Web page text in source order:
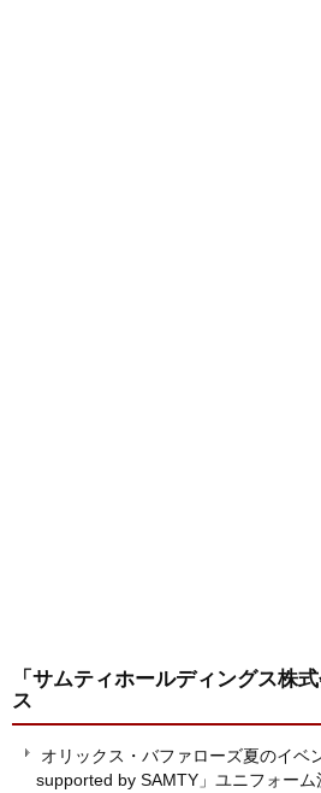
「サムティホールディングス株式
ス
オリックス・バファローズ夏のイベ
supported by SAMTY」ユニフォー